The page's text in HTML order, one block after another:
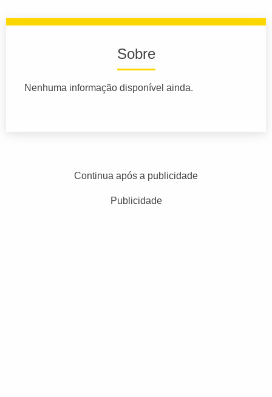
Sobre
Nenhuma informação disponível ainda.
Continua após a publicidade
Publicidade